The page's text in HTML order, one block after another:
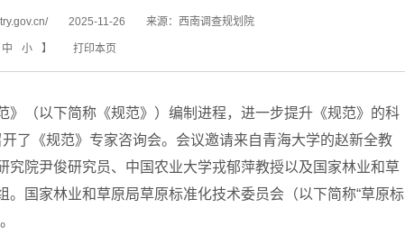
2025-11-26 来源： 西南调查规划院
中 小 】 打印本页
（以下简称《规范》）编制进程，进一步提升《规范》的科
了《规范》专家咨询会。会议邀请来自青海大学的赵新全教
院尹俊研究员、中国农业大学戎郁萍教授以及国家林业和草
国家林业和草原局草原标准化技术委员会（以下简称“草原标